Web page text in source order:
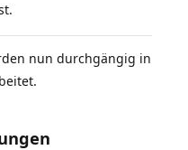
nun durchgängig in